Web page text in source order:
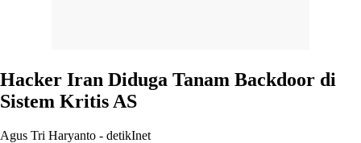
Hacker Iran Diduga Tanam Backdoor di
Sistem Kritis AS
Agus Tri Haryanto - detikInet